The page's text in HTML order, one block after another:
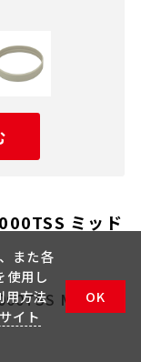
ミッド
MDB
また各
使用し
用方法
イト
OK